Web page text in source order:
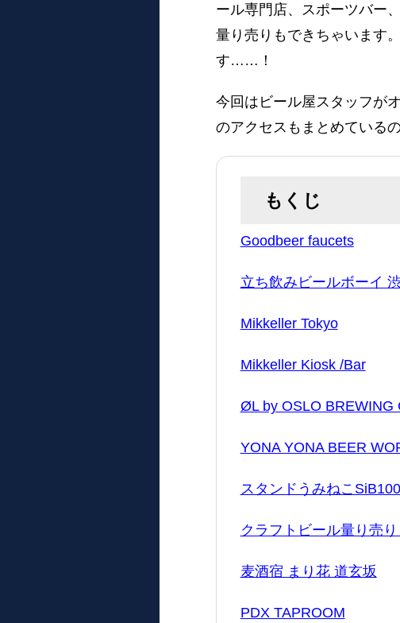
ール専門店、スポーツバー
量り売りもできちゃいます
す……！
今回はビール屋スタッフが
のアクセスもまとめている
もくじ
Goodbeer faucets
立ち飲みビールボーイ
Mikkeller Tokyo
Mikkeller Kiosk /Bar
ØL by OSLO BREWING
YONA YONA BEER
スタンドうみねこSiB100
クラフトビール量り売
麦酒宿 まり花 道玄坂
PDX TAPROOM